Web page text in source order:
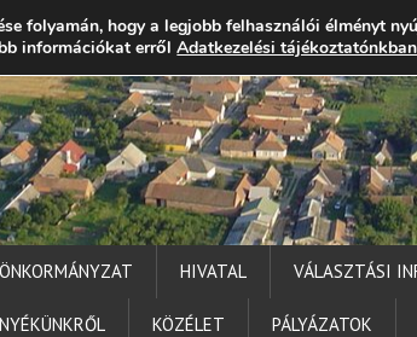
+36 (72) 451 110 Elérhetőségek Technika segítség
ÖNKORMÁNYZAT HIVATAL VÁLASZTÁSI
KÖZÉLET PÁLYÁZATOK
folyamán, hogy a legjobb felhasználói élményt
információkat errőlAdatkezelési tájékoztatónkban